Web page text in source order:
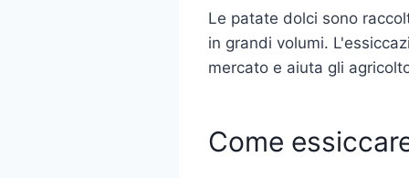
Le patate dolci sono
in grandi volumi.
mercato e aiuta gli
Come